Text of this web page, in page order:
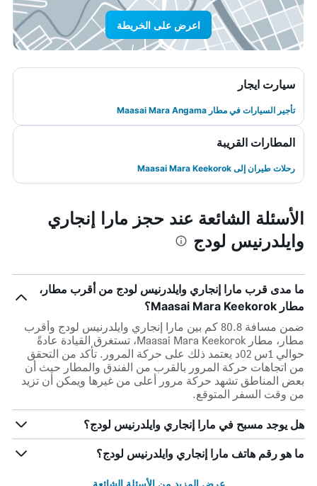
اعرض على الخريطة
سيارت ايجار
تأجير السيارات في مطار Maasai Mara Angama
المطارات القريبة
رحلات طيران إلى Maasai Mara Keekorok
الأسئلة الشائعة عند حجز مارا إنجاري
وايلدرنيس لودج
ما مدى قرب مارا إنجاري وايلدرنيس لودج من أقرب مطار،
مطار Maasai Mara Keekorok؟
ضمن مسافة 80.8 كم بين مارا إنجاري وايلدرنيس لودج وأقرب
مطار، مطار Maasai Mara Keekorok، تستغرق القيادة عادةً
حوالي 1س 02د يعتمد ذلك على حركة المرور. تأكد من التحقق
من اتجاهات حركة المرور بالقرب من الفندق والمطار حيث أن
بعض المناطق تشهد حركة مرور أعلى من غيرها ويمكن أن تزيد
من وقت السفر المتوقع.
هل يوجد مسبح في مارا إنجاري وايلدرنيس لودج؟
ما هو رقم هاتف مارا إنجاري وايلدرنيس لودج؟
عرض المزيد من الأسئلة الشائعة